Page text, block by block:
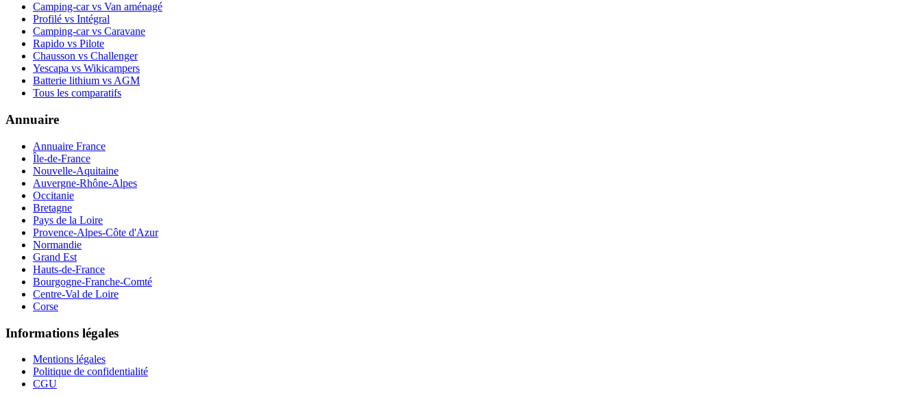
Camping-car vs Van aménagé
Profilé vs Intégral
Camping-car vs Caravane
Rapido vs Pilote
Chausson vs Challenger
Yescapa vs Wikicampers
Batterie lithium vs AGM
Tous les comparatifs
Annuaire
Annuaire France
Île-de-France
Nouvelle-Aquitaine
Auvergne-Rhône-Alpes
Occitanie
Bretagne
Pays de la Loire
Provence-Alpes-Côte d'Azur
Normandie
Grand Est
Hauts-de-France
Bourgogne-Franche-Comté
Centre-Val de Loire
Corse
Informations légales
Mentions légales
Politique de confidentialité
CGU